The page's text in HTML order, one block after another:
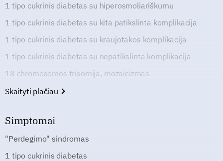
1 tipo cukrinis diabetas su hiperosmoliariškumu
1 tipo cukrinis diabetas su kita patikslinta komplikacija
1 tipo cukrinis diabetas su kraujotakos komplikacija
1 tipo cukrinis diabetas su nepatikslinta komplikacija
18 chromosomos trisomija, mozaicizmas
Skaityti plačiau
Simptomai
"Perdegimo" sindromas
1 tipo cukrinis diabetas